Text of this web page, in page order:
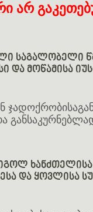
არ
საგალობელი
და მოწამისა
ხანძთელისა -
და ყოვლისა